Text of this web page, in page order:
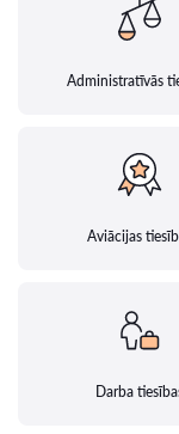
Administratīvās
Aviācijas
Darba